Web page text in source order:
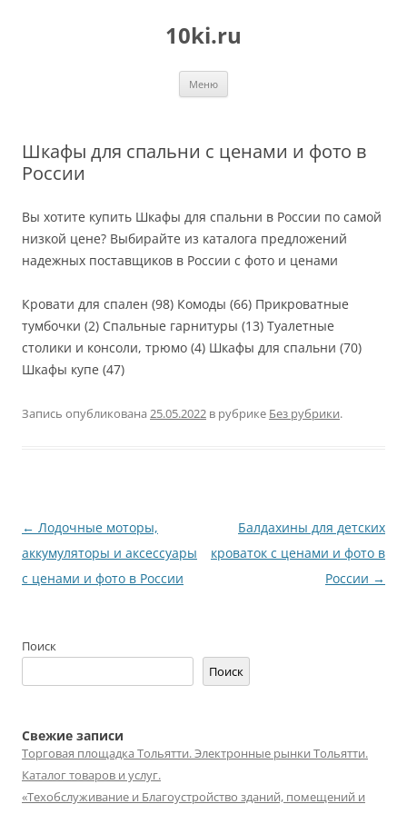
10ki.ru
Меню
Шкафы для спальни с ценами и фото в
России
Вы хотите купить Шкафы для спальни в России по самой
низкой цене? Выбирайте из каталога предложений
надежных поставщиков в России с фото и ценами
Кровати для спален (98) Комоды (66) Прикроватные
тумбочки (2) Спальные гарнитуры (13) Туалетные
столики и консоли, трюмо (4) Шкафы для спальни (70)
Шкафы купе (47)
Запись опубликована 25.05.2022 в рубрике Без рубрики.
Навигация
по
записям
← Лодочные моторы,
аккумуляторы и аксессуары
с ценами и фото в России
Балдахины для детских
кроваток с ценами и фото в
России →
Поиск
Поиск
Свежие записи
Торговая площадка Тольятти. Электронные рынки Тольятти.
Каталог товаров и услуг.
«Техобслуживание и Благоустройство зданий, помещений и